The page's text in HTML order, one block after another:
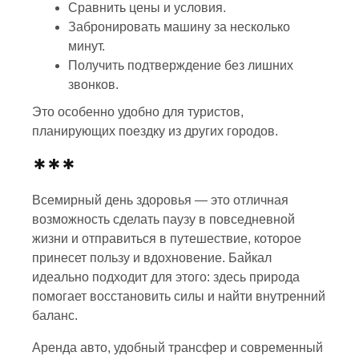
Сравнить цены и условия.
Забронировать машину за несколько
минут.
Получить подтверждение без лишних
звонков.
Это особенно удобно для туристов,
планирующих поездку из других городов.
***
Всемирный день здоровья — это отличная
возможность сделать паузу в повседневной
жизни и отправиться в путешествие, которое
принесет пользу и вдохновение. Байкал
идеально подходит для этого: здесь природа
помогает восстановить силы и найти внутренний
баланс.
Аренда авто, удобный трансфер и современный